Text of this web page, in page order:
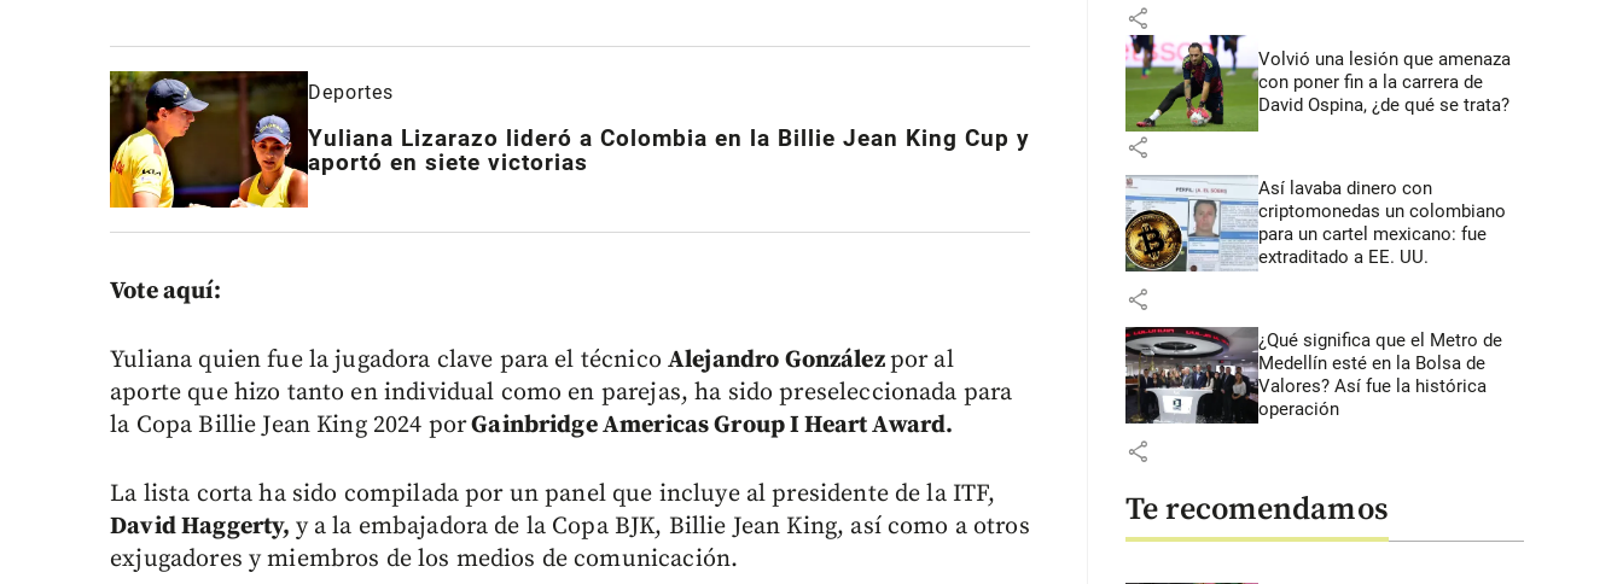
Deportes
Yuliana Lizarazo lideró a Colombia en la Billie Jean King Cup y
aportó en siete victorias
Vote aquí:
Yuliana quien fue la jugadora clave para el técnico Alejandro Gonzálezpor al
aporte que hizo tanto en individual como en parejas, ha sido preseleccionada para
la Copa Billie Jean King 2024 porGainbridge Americas Group I Heart Award.
La lista corta ha sido compilada por un panel que incluye al presidente de la ITF,
David Haggerty, y a la embajadora de la Copa BJK, Billie Jean King, así como a otros
exjugadores y miembros de los medios de comunicación.
share
Volvió una lesión que amenaza
con poner fin a la carrera de
David Ospina, ¿de qué se trata?
share
Así lavaba dinero con
criptomonedas un colombiano
para un cartel mexicano: fue
extraditado a EE. UU.
share
¿Qué significa que el Metro de
Medellín esté en la Bolsa de
Valores? Así fue la histórica
operación
share
Te recomendamos